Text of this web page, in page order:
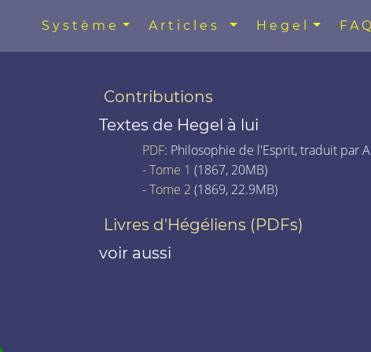
Système Articles Hegel FAQ
Contributions
Textes de Hegel à lui
PDF: Philosophie de l'Esprit, traduit par
-Tome 1 (1867, 20MB)
-Tome 2 (1869, 22.9MB)
Livres d'Hégéliens (PDFs)
voir aussi